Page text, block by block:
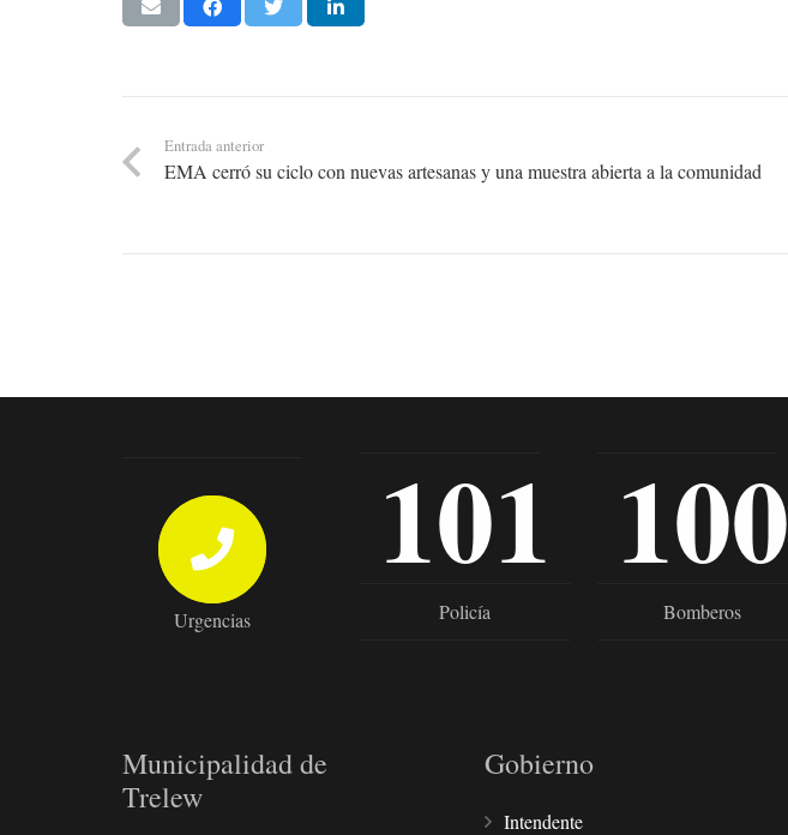
Entrada anterior
EMA cerró su ciclo con nuevas artesanas y una muestra abierta a la comunidad
Urgencias
101
Policía
100
Bomberos
Municipalidad de
Trelew
Gobierno
Intendente